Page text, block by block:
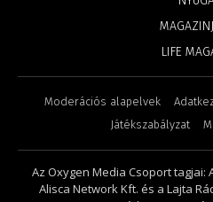
LIFE
Moderációs alapelvek
Játékszabályzat
Az Oxygen Media Csoport tagjai:
Alisca Network Kft. és a Lajta